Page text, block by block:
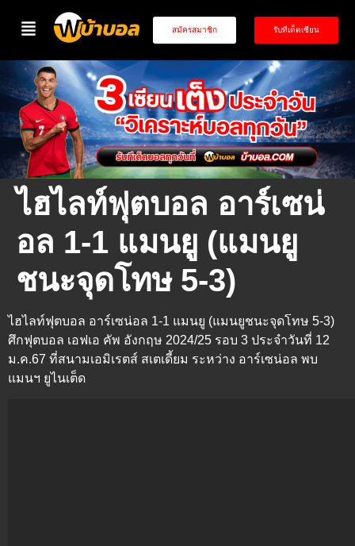
สมัครสมาชิก รับทีเด็ดเซียน
ไฮไลท์ฟุตบอล อาร์เซน่
อล 1-1 แมนยู (แมนยู
ชนะจุดโทษ 5-3)
ไฮไลท์ฟุตบอล อาร์เซน่อล 1-1 แมนยู (แมนยูชนะจุดโทษ 5-3)
ศึกฟุตบอล เอฟเอ คัพ อังกฤษ 2024/25 รอบ 3 ประจำวันที่ 12
ม.ค.67 ที่สนามเอมิเรตส์ สเตเดี้ยม ระหว่าง อาร์เซน่อล พบ
แมนฯ ยูไนเต็ด